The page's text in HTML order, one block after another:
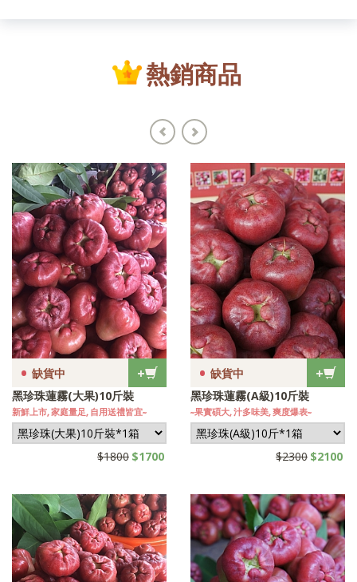
熱銷商品
+
• 缺貨中
黑珍珠蓮霧(大果)10斤裝
新鮮上市, 家庭量足, 自用送禮皆宜~
$1800 $1700
+
• 缺貨中
黑珍珠蓮霧(A級)10斤裝
~果實碩大, 汁多味美, 爽度爆表~
$2300 $2100